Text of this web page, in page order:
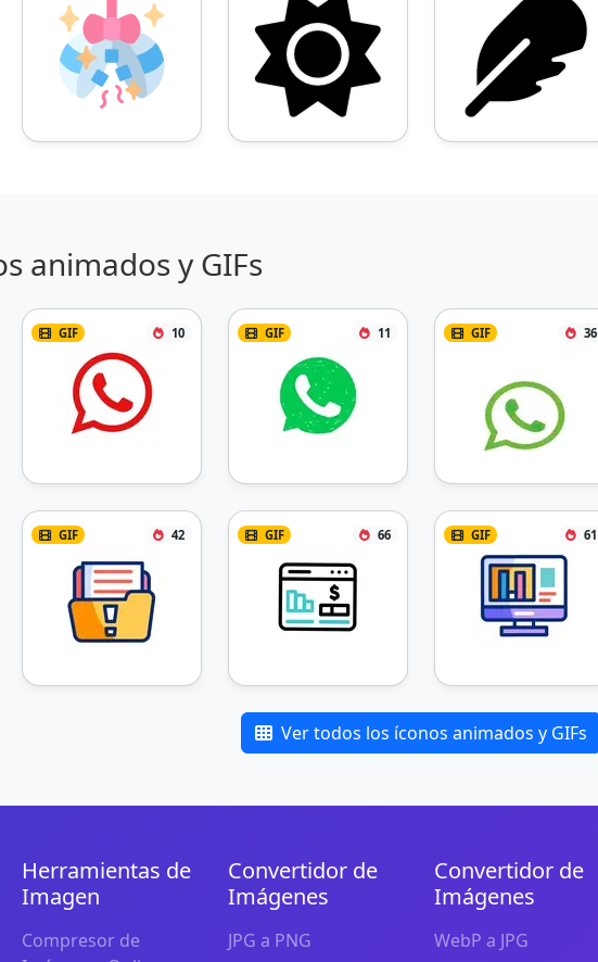
animados y GIFs
GIF 10 GIF 11 GIF 36
GIF 42 GIF 66 GIF 61
Ver todos los íconos animados y GIFs
Herramientas de
Imagen
Compresor de
Convertidor de
Imágenes
JPG a PNG
Convertidor de
Imágenes
WebP a JPG